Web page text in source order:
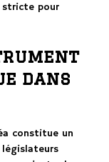
stricte pour
dans
constitue un
législateurs